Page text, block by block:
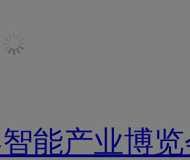
能产业博